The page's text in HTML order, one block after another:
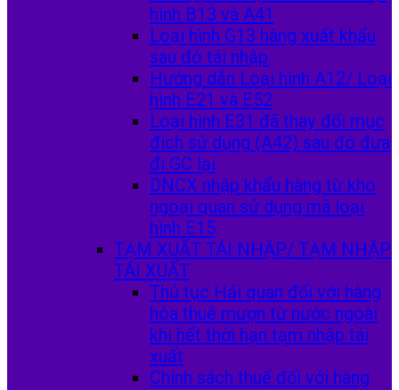
hình B13 và A41
Loại hình G13 hàng xuất khẩu
sau đó tái nhập
Hướng dẫn Loại hình A12/ Loại
hình E21 và E52
Loại hình E31 đã thay đổi mục
đích sử dụng (A42) sau đó đưa
đi GC lại
DNCX nhập khẩu hàng từ kho
ngoại quan sử dụng mã loại
hình E15
TẠM XUẤT TÁI NHẬP/ TẠM NHẬP
TÁI XUẤT
Thủ tục Hải quan đối với hàng
hóa thuê mượn từ nước ngoài
khi hết thời hạn tạm nhập tái
xuất
Chính sách thuế đối với hàng